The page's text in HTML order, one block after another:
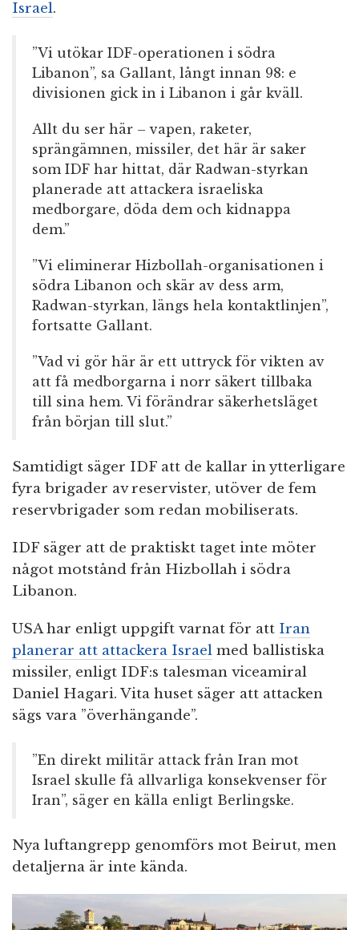
Israel.
”Vi utökar IDF-operationen i södra
Libanon”, sa Gallant, långt innan 98: e
divisionen gick in i Libanon i går kväll.
Allt du ser här – vapen, raketer,
sprängämnen, missiler, det här är saker
som IDF har hittat, där Radwan-styrkan
planerade att attackera israeliska
medborgare, döda dem och kidnappa
dem.”
”Vi eliminerar Hizbollah-organisationen i
södra Libanon och skär av dess arm,
Radwan-styrkan, längs hela kontaktlinjen”,
fortsatte Gallant.
”Vad vi gör här är ett uttryck för vikten av
att få medborgarna i norr säkert tillbaka
till sina hem. Vi förändrar säkerhetsläget
från början till slut.”
Samtidigt säger IDF att de kallar in ytterligare
fyra brigader av reservister, utöver de fem
reservbrigader som redan mobiliserats.
IDF säger att de praktiskt taget inte möter
något motstånd från Hizbollah i södra
Libanon.
USA har enligt uppgift varnat för att Iran
planerar att attackera Israel med ballistiska
missiler, enligt IDF:s talesman viceamiral
Daniel Hagari. Vita huset säger att attacken
sägs vara ”överhängande”.
”En direkt militär attack från Iran mot
Israel skulle få allvarliga konsekvenser för
Iran”, säger en källa enligt Berlingske.
Nya luftangrepp genomförs mot Beirut, men
detaljerna är inte kända.